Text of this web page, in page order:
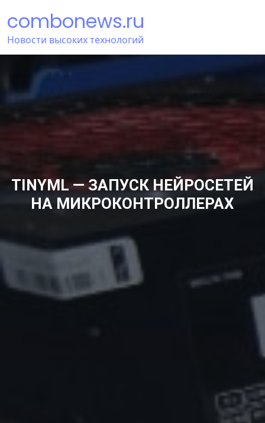
содержимому
combonews.ru
Новости высоких технологий
TINYML — ЗАПУСК НЕЙРОСЕТЕЙ
НА МИКРОКОНТРОЛЛЕРАХ